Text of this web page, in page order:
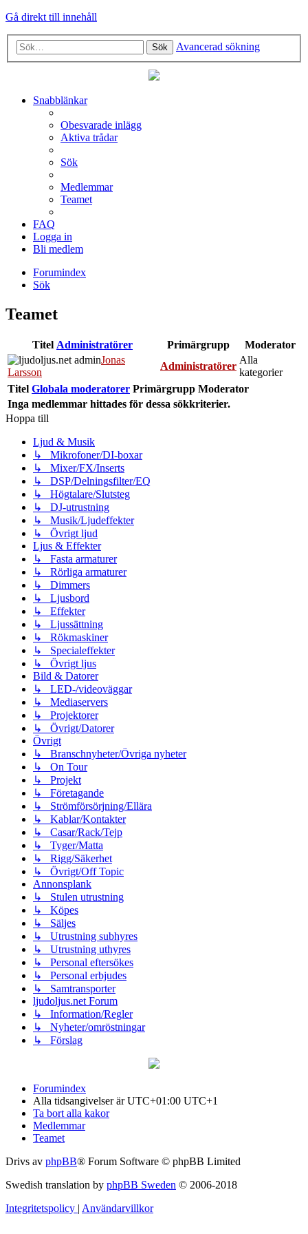
Gå direkt till innehåll
Sök Avancerad sökning
Snabblänkar
Obesvarade inlägg
Aktiva trådar
Sök
Medlemmar
Teamet
FAQ
Logga in
Bli medlem
Forumindex
Sök
Teamet
Titel Administratörer Primärgrupp
Moderator
Jonas
Larsson
Administratörer
Alla
kategorier
Titel Globala moderatorer Primärgrupp Moderator
Inga medlemmar hittades för dessa sökkriterier.
Hoppa till
Ljud & Musik
↳ Mikrofoner/DI-boxar
↳ Mixer/FX/Inserts
↳ DSP/Delningsfilter/EQ
↳ Högtalare/Slutsteg
↳ DJ-utrustning
↳ Musik/Ljudeffekter
↳ Övrigt ljud
Ljus & Effekter
↳ Fasta armaturer
↳ Rörliga armaturer
↳ Dimmers
↳ Ljusbord
↳ Effekter
↳ Ljussättning
↳ Rökmaskiner
↳ Specialeffekter
↳ Övrigt ljus
Bild & Datorer
↳ LED-/videoväggar
↳ Mediaservers
↳ Projektorer
↳ Övrigt/Datorer
Övrigt
↳ Branschnyheter/Övriga nyheter
↳ On Tour
↳ Projekt
↳ Företagande
↳ Strömförsörjning/Ellära
↳ Kablar/Kontakter
↳ Casar/Rack/Tejp
↳ Tyger/Matta
↳ Rigg/Säkerhet
↳ Övrigt/Off Topic
Annonsplank
↳ Stulen utrustning
↳ Köpes
↳ Säljes
↳ Utrustning subhyres
↳ Utrustning uthyres
↳ Personal eftersökes
↳ Personal erbjudes
↳ Samtransporter
ljudoljus.net Forum
↳ Information/Regler
↳ Nyheter/omröstningar
↳ Förslag
Forumindex
Alla tidsangivelser är UTC+01:00 UTC+1
Ta bort alla kakor
Medlemmar
Teamet
Drivs av phpBB® Forum Software © phpBB Limited
Swedish translation by phpBB Sweden © 2006-2018
Integritetspolicy | Användarvillkor